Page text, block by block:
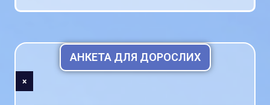
АНКЕТА ДЛЯ ДОРОСЛИХ
×